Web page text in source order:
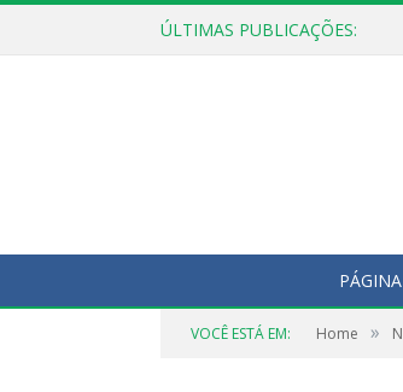
ÚLTIMAS PUBLICAÇÕES:
VOCÊ ESTÁ EM: Home »